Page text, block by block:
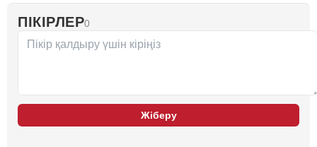
ПІКІРЛЕР0
Жіберу